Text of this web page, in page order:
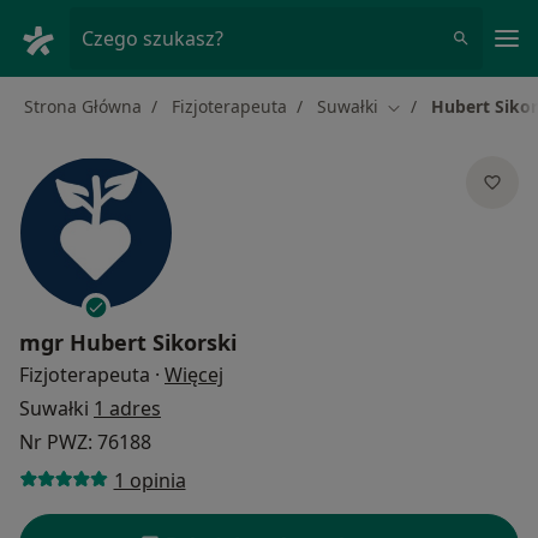
Czego szukasz?
Strona Główna Fizjoterapeuta Suwałki Zmień miasto
Hubert
mgr Hubert Sikorski
Fizjoterapeuta · Więcej
Suwałki 1 adres
Nr PWZ: 76188
1 opinia